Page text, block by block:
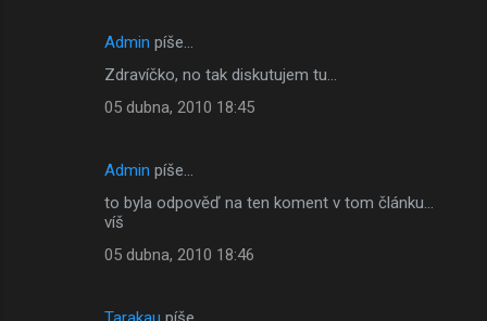
Admin píše…
Zdravíčko, no tak diskutujem tu...
05 dubna, 2010 18:45
Admin píše…
to byla odpověď na ten koment v tom článku...
víš
05 dubna, 2010 18:46